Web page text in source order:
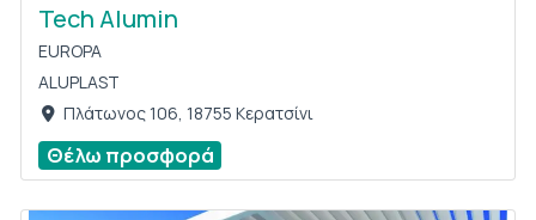
Tech Alumin
EUROPA
ALUPLAST
Πλάτωνος 106, 18755 Κερατσίνι
Θέλω προσφορά